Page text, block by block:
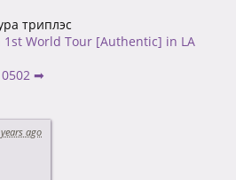
триплэс
1st World Tour [Authentic] in LA
➡
ago